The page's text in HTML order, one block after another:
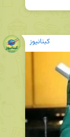
کبنانیوز